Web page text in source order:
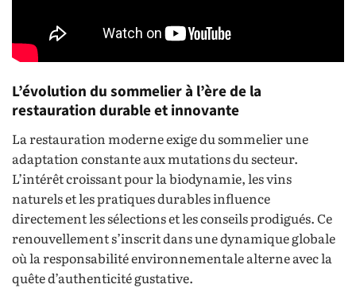
L’évolution du sommelier à l’ère de la
restauration durable et innovante
La restauration moderne exige du sommelier une
adaptation constante aux mutations du secteur.
L’intérêt croissant pour la biodynamie, les vins
naturels et les pratiques durables influence
directement les sélections et les conseils prodigués. Ce
renouvellement s’inscrit dans une dynamique globale
où la responsabilité environnementale alterne avec la
quête d’authenticité gustative.